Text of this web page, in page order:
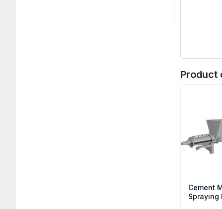
Product
Cement
Spraying